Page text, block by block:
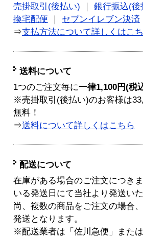
売掛取引(後払い)
銀行振込(後
換宅配便
セブンイレブン決済
⇒支払方法について詳しくはこ
送料について
1つのご注文毎に一律1,100円(税
※売掛取引(後払い)のお客様は
無料！
⇒送料について詳しくはこちら
配送について
在庫がある場合のご注文につき
いる発送日にて当社より発送い
尚、複数の商品をご注文の場合
発送となります。
※配送業者は「佐川急便」また